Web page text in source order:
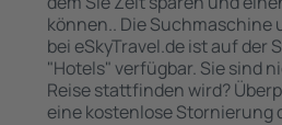
können.. Die
bei eSkyTravel.de ist auf der
"Hotels" verfügbar. Sie sind
Reise stattfinden wird?
eine kostenlose Stornierung